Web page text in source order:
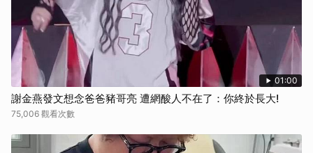
01:00
謝金燕發文想念爸爸豬哥亮 遭網酸人不在了：你終於長大!
75,006 觀看次數